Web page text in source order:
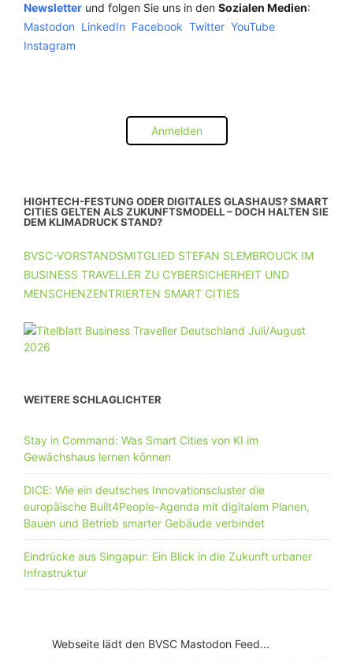
Newsletter und folgen Sie uns in den Sozialen Medien:
Mastodon LinkedIn Facebook Twitter YouTube
Instagram
Anmelden
HIGHTECH-FESTUNG ODER DIGITALES GLASHAUS? SMART
CITIES GELTEN ALS ZUKUNFTSMODELL – DOCH HALTEN SIE
DEM KLIMADRUCK STAND?
BVSC-VORSTANDSMITGLIED STEFAN SLEMBROUCK IM
BUSINESS TRAVELLER ZU CYBERSICHERHEIT UND
MENSCHENZENTRIERTEN SMART CITIES
WEITERE SCHLAGLICHTER
Stay in Command: Was Smart Cities von KI im
Gewächshaus lernen können
DICE: Wie ein deutsches Innovationscluster die
europäische Built4People-Agenda mit digitalem Planen,
Bauen und Betrieb smarter Gebäude verbindet
Eindrücke aus Singapur: Ein Blick in die Zukunft urbaner
Infrastruktur
Webseite lädt den BVSC Mastodon Feed...